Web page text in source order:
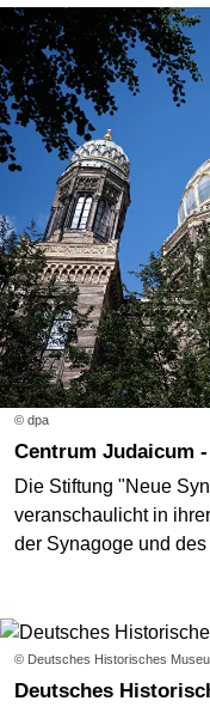
© dpa
Centrum Judaicum
Die Stiftung "Neue
veranschaulicht in
der Synagoge und
© Deutsches Historisches
Deutsches